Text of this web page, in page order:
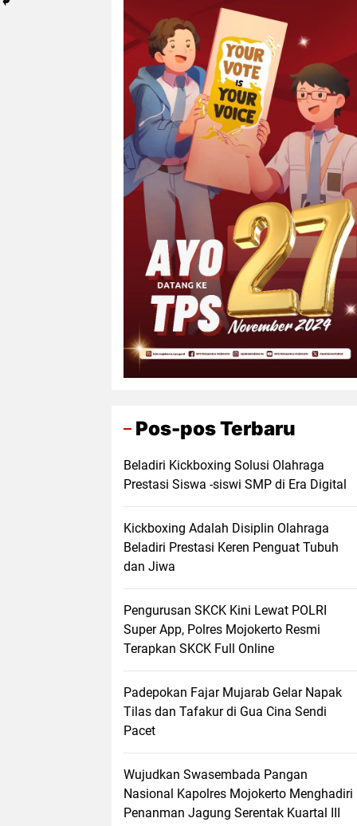
Pos-pos Terbaru
Beladiri Kickboxing Solusi Olahraga
Prestasi Siswa -siswi SMP di Era Digital
Kickboxing Adalah Disiplin Olahraga
Beladiri Prestasi Keren Penguat Tubuh
dan Jiwa
Pengurusan SKCK Kini Lewat POLRI
Super App, Polres Mojokerto Resmi
Terapkan SKCK Full Online
Padepokan Fajar Mujarab Gelar Napak
Tilas dan Tafakur di Gua Cina Sendi
Pacet
Wujudkan Swasembada Pangan
Nasional Kapolres Mojokerto Menghadiri
Penanman Jagung Serentak Kuartal III